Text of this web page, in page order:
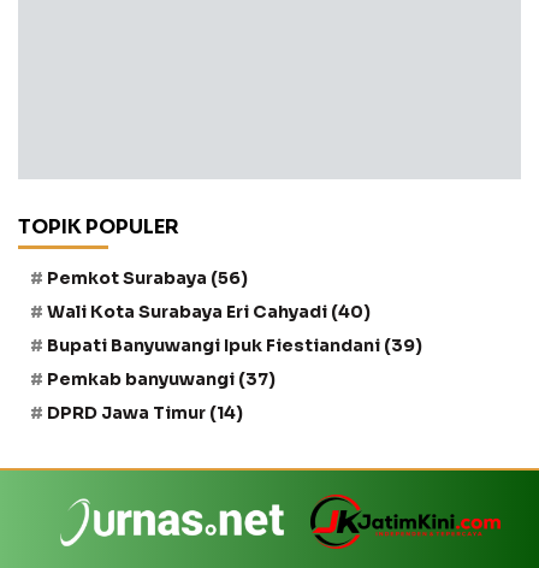
TOPIK POPULER
Pemkot Surabaya (56)
Wali Kota Surabaya Eri Cahyadi (40)
Bupati Banyuwangi Ipuk Fiestiandani (39)
Pemkab banyuwangi (37)
DPRD Jawa Timur (14)